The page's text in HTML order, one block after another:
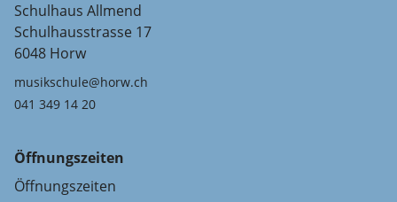
Schulhaus Allmend
Schulhausstrasse 17
6048 Horw
musikschule@horw.ch
041 349 14 20
Öffnungszeiten
Öffnungszeiten